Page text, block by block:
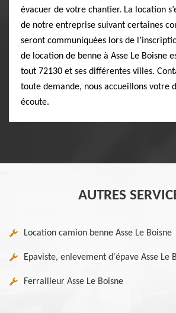
évacuer de votre chantier. La location
de notre entreprise suivant certaines
seront communiquées lors de
de location de benne à Asse Le Boisne
tout 72130 et ses différentes villes.
toute demande, nous accueillons votre
écoute.
AUTRES
Location camion benne Asse Le Boisne
Epaviste, enlevement d'épave Asse Le
Ferrailleur Asse Le Boisne